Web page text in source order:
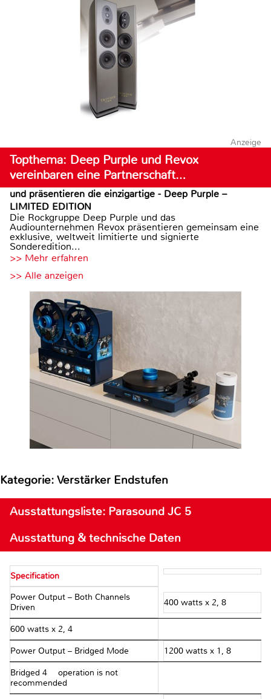
Anzeige
Topthema: Deep Purple und Revox
vereinbaren eine Partnerschaft…
und präsentieren die einzigartige - Deep Purple –
LIMITED EDITION
Die Rockgruppe Deep Purple und das
Audiounternehmen Revox präsentieren gemeinsam eine
exklusive, weltweit limitierte und signierte
Sonderedition...
>> Mehr erfahren
>> Alle anzeigen
Kategorie: Verstärker Endstufen
Ausstattungsliste: Parasound JC 5
Ausstattung & technische Daten
Specification
Power Output – Both Channels
Driven
400 watts x 2, 8 Ω
600 watts x 2, 4 Ω
Power Output – Bridged Mode 1200 watts x 1, 8 Ω
Bridged 4 Ω operation is not
recommended